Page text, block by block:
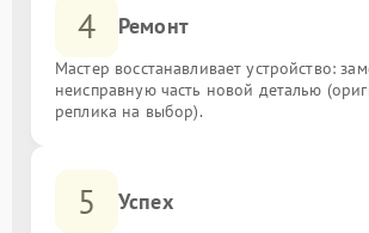
4 Ремонт
Мастер восстанавливает устройство:
неисправную часть новой деталью
реплика на выбор).
5 Успех